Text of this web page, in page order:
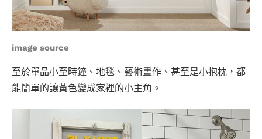
image source
至於單品小至時鐘、地毯、藝術畫作、甚至是小抱枕，都
能簡單的讓黃色變成家裡的小主角。